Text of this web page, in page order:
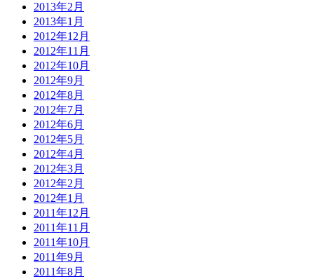
2013年2月
2013年1月
2012年12月
2012年11月
2012年10月
2012年9月
2012年8月
2012年7月
2012年6月
2012年5月
2012年4月
2012年3月
2012年2月
2012年1月
2011年12月
2011年11月
2011年10月
2011年9月
2011年8月